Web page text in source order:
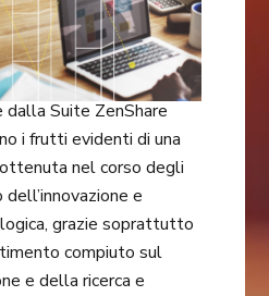
Suite ZenShare
i frutti evidenti di una
nel corso degli
e
grazie soprattutto
compiuto sul
e della ricerca e